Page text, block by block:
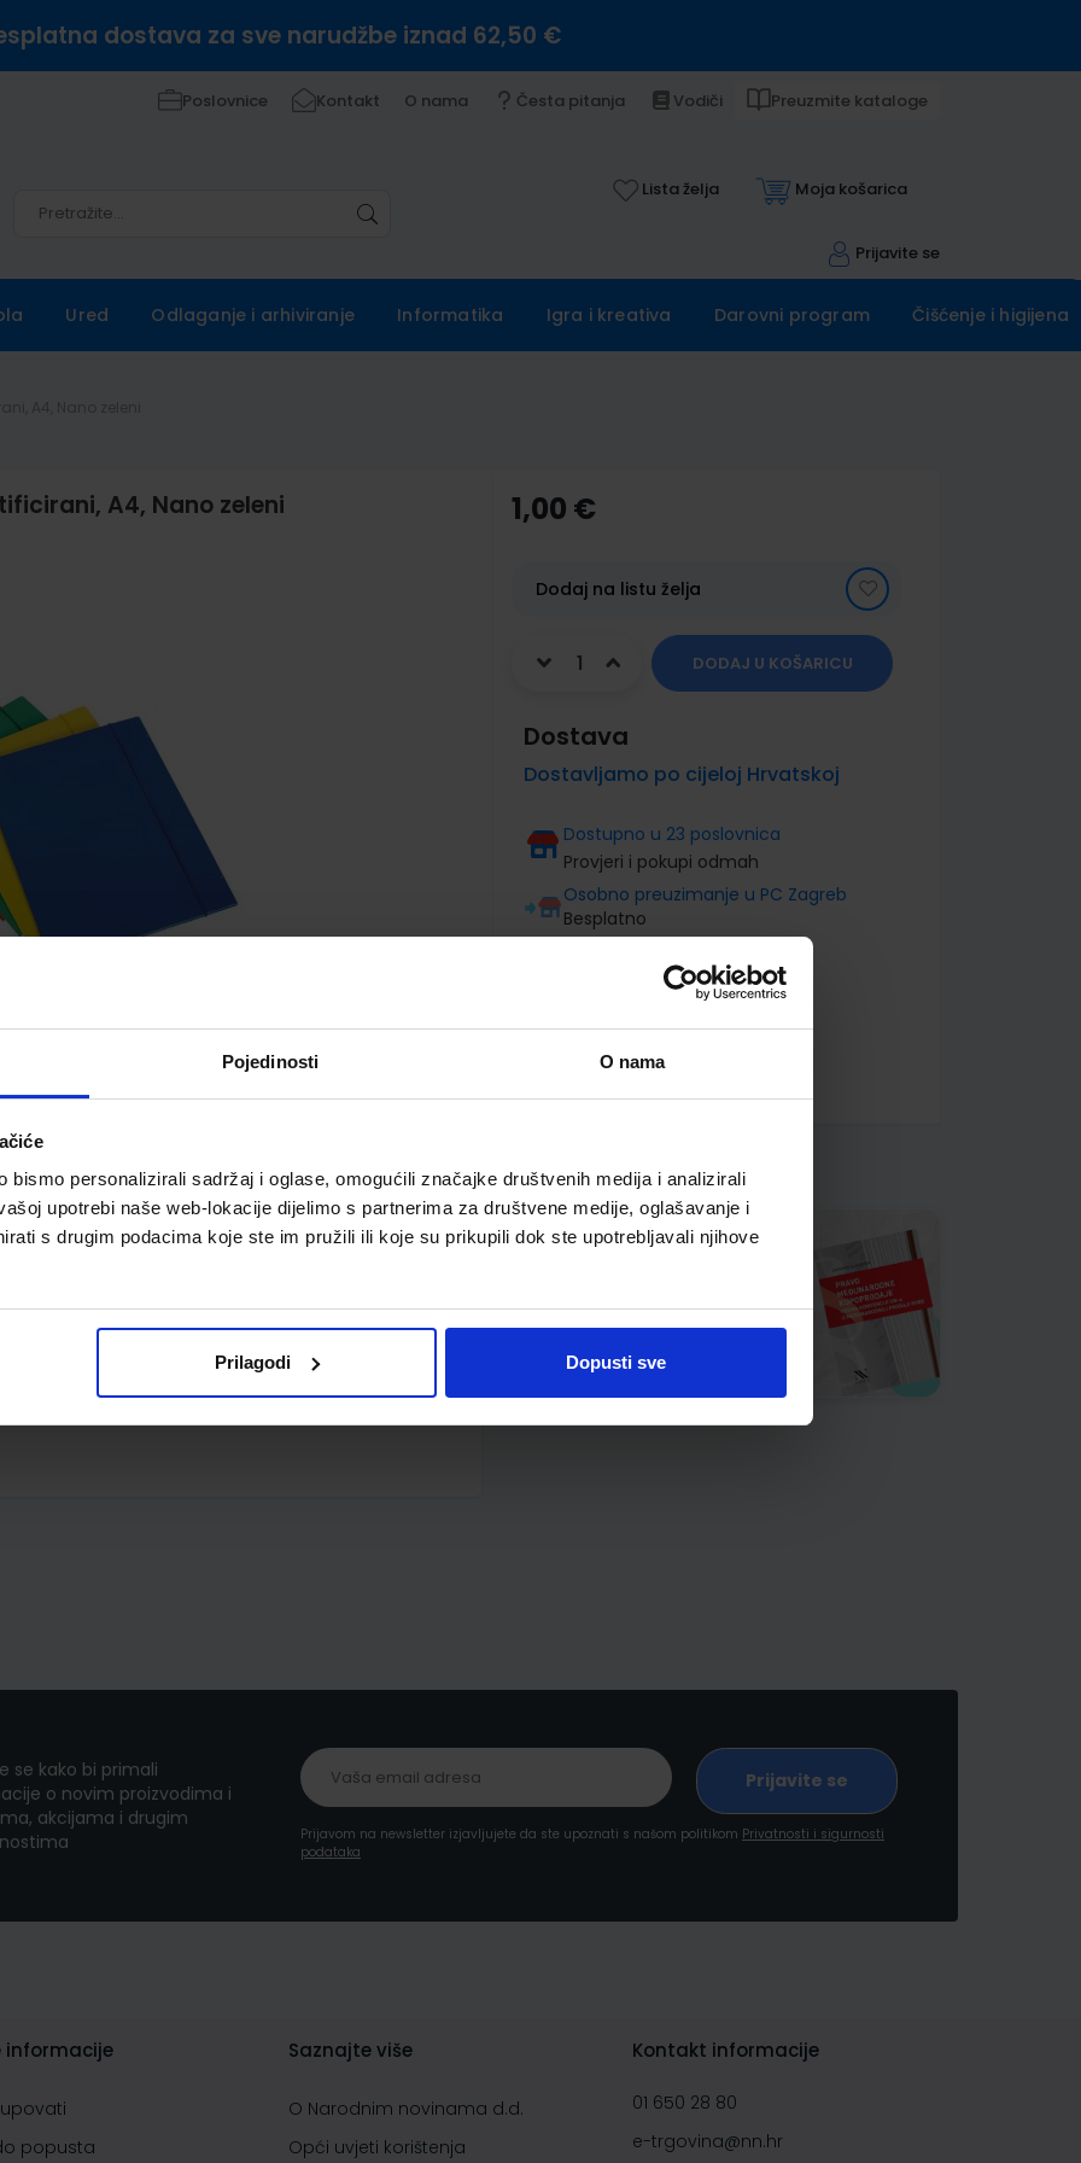
Pojedinosti O nama
bismo personalizirali sadržaj i oglase, omogućili značajke društvenih medija i analizirali
upotrebi naše web-lokacije dijelimo s partnerima za društvene medije, oglašavanje i
s drugim podacima koje ste im pružili ili koje su prikupili dok ste upotrebljavali njihove
Prilagodi Dopusti sve
dostava za sve narudžbe iznad 62,50 €
Poslovnice Kontakt O nama Česta pitanja Vodiči Preuzmite kataloge
Lista želja Moja košarica
Prijavite se
Ured Odlaganje i arhiviranje Informatika Igra i kreativa Darovni program Čišćenje i higijena
A4, Nano zeleni 1,00 €
Dodaj na listu želja
DODAJ U KOŠARICU
Dostava
Dostavljamo po cijeloj Hrvatskoj
Dostupno u 23 poslovnica
Provjeri i pokupi odmah
Osobno preuzimanje u PC Zagreb
Besplatno
karton 600 g/m2; plastificiran
se kako bi primali
o novim proizvodima i
akcijama i drugim
Prijavom na newsletter izjavljujete da ste upoznati s našom politikom Privatnosti i sigurnosti
podataka
informacije
popusta
Saznajte više
O Narodnim novinama d.d.
Opći uvjeti korištenja
Kontakt informacije
01 650 28 80
e-trgovina@nn.hr